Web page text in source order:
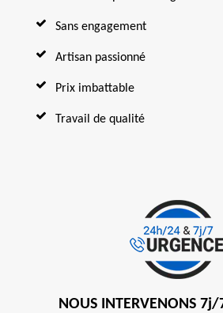
Sans engagement
Artisan passionné
Prix imbattable
Travail de qualité
NOUS INTERVENONS